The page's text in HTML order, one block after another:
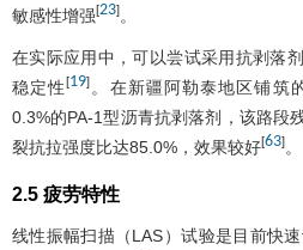
敏感性增强[23] 。
在实际应用中，可以尝试采用抗剥落
稳定性[19] 。在新疆阿勒泰地区铺筑
0.3%的PA-1型沥青抗剥落剂，该路段
裂抗拉强度比达85.0%，效果较好[63] 。
2.5 疲劳特性
线性振幅扫描（LAS）试验是目前快